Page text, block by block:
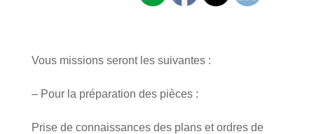
Vous missions seront les suivantes :
– Pour la préparation des pièces :
Prise de connaissances des plans et ordres de